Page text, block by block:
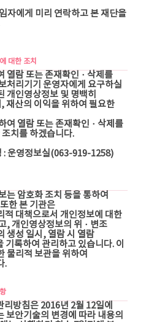
자에게 미리 연락하고 본 재단을
대한 조치
열람 또는 존재확인ㆍ삭제를
처리기기 운영자에게 요구하실
개인영상정보 및 명백히
재산의 이익을 위하여 필요한
여 열람 또는 존재확인ㆍ삭제를
치를 하겠습니다.
: 운영정보실(063-919-1258)
는 암호화 조치 등을 통하여
한 본 기관은
적 대책으로서 개인정보에 대한
, 개인영상정보의 위ㆍ변조
생성 일시, 열람 시 열람
기록하여 관리하고 있습니다. 이
물리적 보관을 위하여
.
방침은 2016년 2월 12일에
보안기술의 변경에 따라 내용의